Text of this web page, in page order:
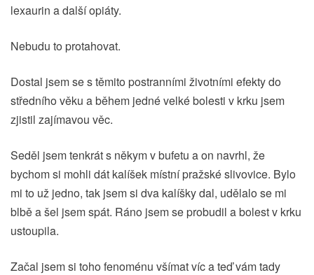
lexaurin a další opiáty.
Nebudu to protahovat.
Dostal jsem se s těmito postranními životními efekty do
středního věku a během jedné velké bolesti v krku jsem
zjistil zajímavou věc.
Seděl jsem tenkrát s někym v bufetu a on navrhl, že
bychom si mohli dát kalíšek místní pražské slivovice. Bylo
mi to už jedno, tak jsem si dva kalíšky dal, udělalo se mi
blbě a šel jsem spát. Ráno jsem se probudil a bolest v krku
ustoupila.
Začal jsem si toho fenoménu všímat víc a teď vám tady